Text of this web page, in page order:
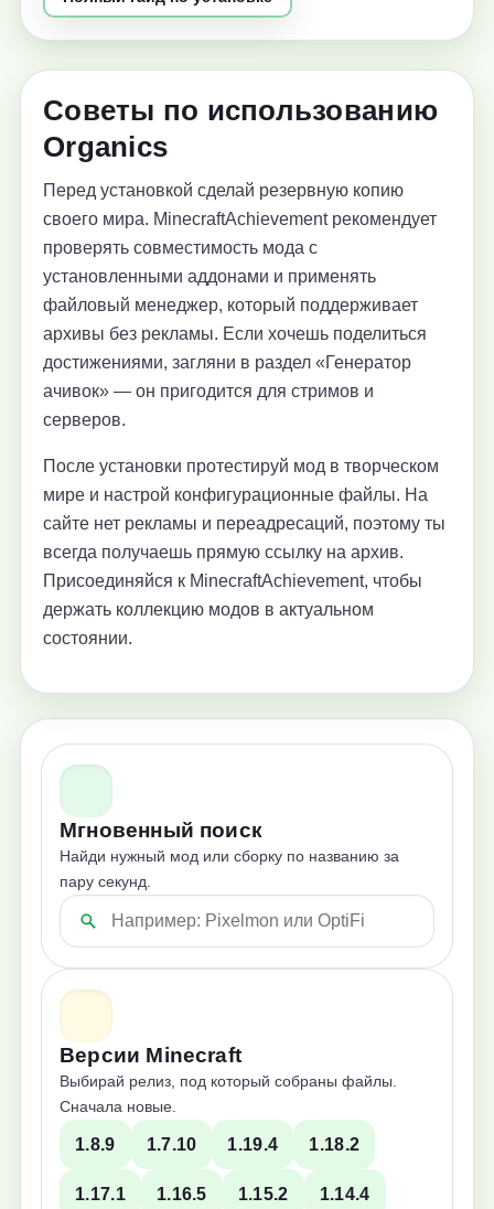
Советы по использованию
Organics
Перед установкой сделай резервную копию
своего мира. MinecraftAchievement рекомендует
проверять совместимость мода с
установленными аддонами и применять
файловый менеджер, который поддерживает
архивы без рекламы. Если хочешь поделиться
достижениями, загляни в раздел «Генератор
ачивок» — он пригодится для стримов и
серверов.
После установки протестируй мод в творческом
мире и настрой конфигурационные файлы. На
сайте нет рекламы и переадресаций, поэтому ты
всегда получаешь прямую ссылку на архив.
Присоединяйся к MinecraftAchievement, чтобы
держать коллекцию модов в актуальном
состоянии.
Мгновенный поиск
Найди нужный мод или сборку по названию за
пару секунд.
Версии Minecraft
Выбирай релиз, под который собраны файлы.
Сначала новые.
1.8.9 1.7.10 1.19.4 1.18.2
1.17.1 1.16.5 1.15.2 1.14.4